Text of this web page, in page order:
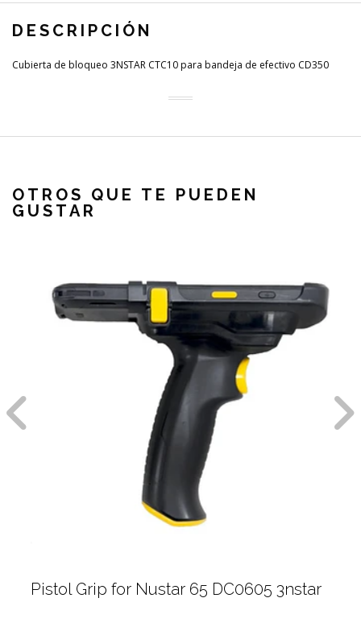
DESCRIPCIÓN
Cubierta de bloqueo 3NSTAR CTC10 para bandeja de efectivo CD350
OTROS QUE TE PUEDEN
GUSTAR
Pistol Grip for Nustar 65 DC0605 3nstar